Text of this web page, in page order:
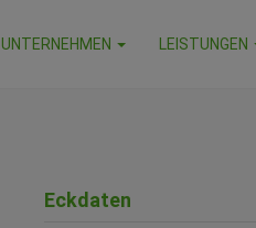
UNTERNEHMEN LEISTUNGEN
Eckdaten